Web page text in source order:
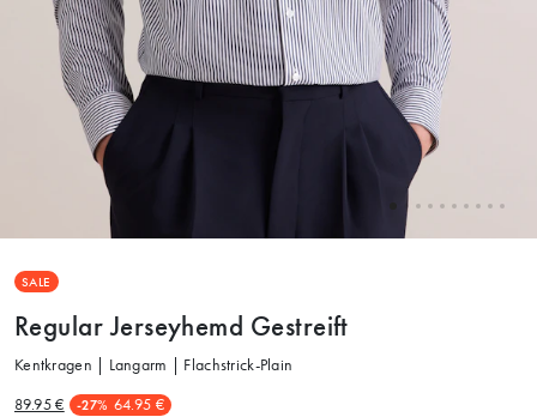
SALE
Regular Jerseyhemd Gestreift
Kentkragen | Langarm | Flachstrick-Plain
89.95 € -27% 64.95 €